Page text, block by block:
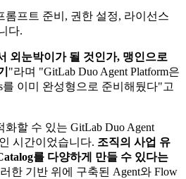
롬프트 준비, 권한 설정, 라이선스
다.
외눈박이가 될 것인가, 맹인으로
"라며 "GitLab Duo Agent Platform은
를 이미 완성형으로 준비해뒀다"고
할 수 있는 GitLab Duo Agent
시간이었습니다. 조직의 사업 유
를 다양하게 만들 수 있다는
한 기반 위에 구축된 Agent와 Flow